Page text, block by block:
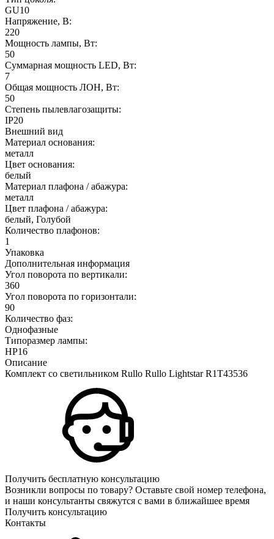
GU10
Напряжение, В:
220
Мощность лампы, Вт:
50
Суммарная мощность LED, Вт:
7
Общая мощность ЛОН, Вт:
50
Степень пылевлагозащиты:
IP20
Внешний вид
Материал основания:
металл
Цвет основания:
белый
Материал плафона / абажура:
металл
Цвет плафона / абажура:
белый, Голубой
Количество плафонов:
1
Упаковка
Дополнительная информация
Угол поворота по вертикали:
360
Угол поворота по горизонтали:
90
Количество фаз:
Однофазные
Типоразмер лампы:
HP16
Описание
Комплект со светильником Rullo Rullo Lightstar R1T43536
Получить бесплатную консультацию
Возникли вопросы по товару? Оставьте свой номер телефона,
и наши консультанты свяжутся с вами в ближайшее время
Получить консультацию
Контакты